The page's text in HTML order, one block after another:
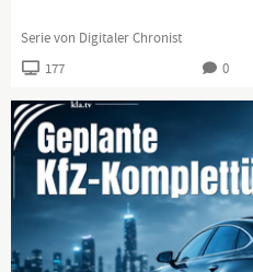
Serie von Digitaler Chronist
177 0